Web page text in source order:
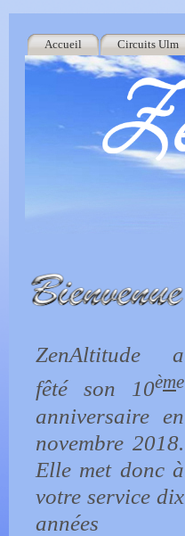
Accueil Circuits Ulm
ZenAltitude a
fêté son 10ème
anniversaire en
novembre 2018.
Elle met donc à
votre service dix
années